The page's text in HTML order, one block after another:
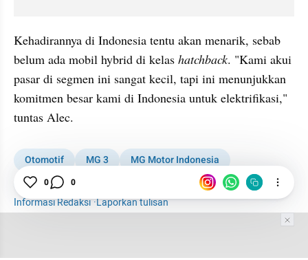
Kehadirannya di Indonesia tentu akan menarik, sebab
belum ada mobil hybrid di kelas hatchback. "Kami akui
pasar di segmen ini sangat kecil, tapi ini menunjukkan
komitmen besar kami di Indonesia untuk elektrifikasi,"
tuntas Alec.
Otomotif MG 3
MG Motor Indonesia
Mobil Hybrid
Informasi Redaksi·Laporkan tulisan
0 0